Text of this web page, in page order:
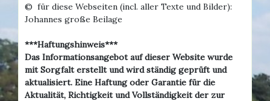
© für diese Webseiten (incl. aller Texte und Bilder):
Johannes große Beilage
***Haftungshinweis***
Das Informationsangebot auf dieser Website wurde
mit Sorgfalt erstellt und wird ständig geprüft und
aktualisiert. Eine Haftung oder Garantie für die
Aktualität, Richtigkeit und Vollständigkeit der zur